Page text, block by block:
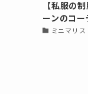
【私服の
ーンのコ
ミニマリス